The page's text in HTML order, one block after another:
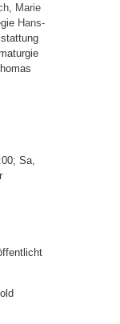
, Marie
Hans-
Sa,